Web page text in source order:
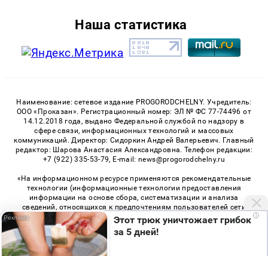
Наша статистика
Наименование: сетевое издание PROGORODCHELNY. Учредитель:
ООО «Проказан». Регистрационный номер: ЭЛ № ФС 77-74496 от
14.12.2018 года, выдано Федеральной службой по надзору в
сфере связи, информационных технологий и массовых
коммуникаций. Директор: Сидоркин Андрей Валерьевич. Главный
редактор: Шарова Анастасия Александровна. Телефон редакции:
+7 (922) 335-53-79, E-mail: news@progorodchelny.ru
«На информационном ресурсе применяются рекомендательные
технологии (информационные технологии предоставления
информации на основе сбора, систематизации и анализа
сведений, относящихся к предпочтениям пользователей сети
«Интернет», находящихся на территории Российской
Федерации)». Правила применения рекомендательных
технологий в виджетах рекламно-обменной сети
«Sparrow» (PDF)
i
Этот трюк уничтожает грибок
за 5 дней!